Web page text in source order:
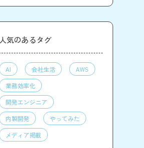
人気のあるタグ
AI 会社生活
AWS
業務効率化
開発エンジニア
内製開発
やってみた
メディア掲載